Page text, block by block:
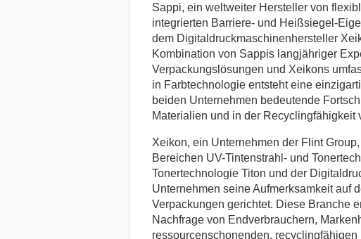
Sappi, ein weltweiter Hersteller von
integrierten Barriere- und Heißsiegel-
dem Digitaldruckmaschinenhersteller
Kombination von Sappis langjähriger
Verpackungslösungen und Xeikons
in Farbtechnologie entsteht eine
beiden Unternehmen bedeutende
Materialien und in der Recyclingfähigkeit
Xeikon, ein Unternehmen der Flint
Bereichen UV-Tintenstrahl- und
Tonertechnologie Titon und der
Unternehmen seine Aufmerksamkeit auf
Verpackungen gerichtet. Diese Branche
Nachfrage von Endverbrauchern,
ressourcenschonenden,